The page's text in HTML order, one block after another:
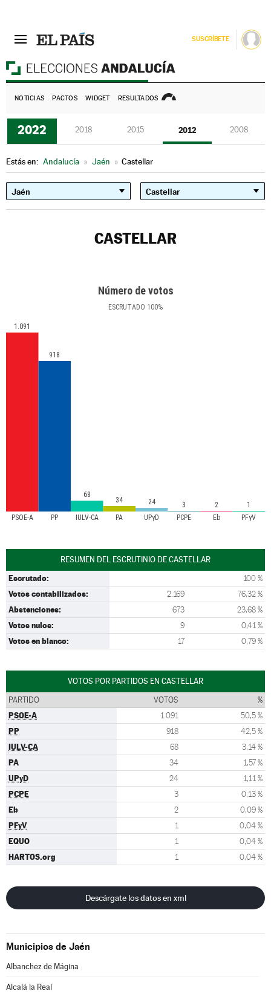
SUSCRÍBETE
NOTICIAS PACTOS WIDGET RESULTADOS
2022 2018 2015 2012 2008
Estás en: Andalucía » Jaén » Castellar
CASTELLAR
Número de votos
ESCRUTADO 100%
PSOE-A PP IULV-CA PA UPyD PCPE Eb PFyV
1.091
918
68
34 24 3 2 1
RESUMEN DEL ESCRUTINIO DE CASTELLAR
Escrutado: 100 %
Votos contabilizados: 2.169 76,32 %
Abstenciones: 673 23,68 %
Votos nulos: 9 0,41 %
Votos en blanco: 17 0,79 %
VOTOS POR PARTIDOS EN CASTELLAR
PARTIDO VOTOS %
PSOE-A 1.091 50,5 %
PP 918 42,5 %
IULV-CA 68 3,14 %
PA 34 1,57 %
UPyD 24 1,11 %
PCPE 3 0,13 %
Eb 2 0,09 %
PFyV 1 0,04 %
EQUO 1 0,04 %
HARTOS.org 1 0,04 %
Descárgate los datos en xml
Municipios de Jaén
Albanchez de Mágina
Alcalá la Real